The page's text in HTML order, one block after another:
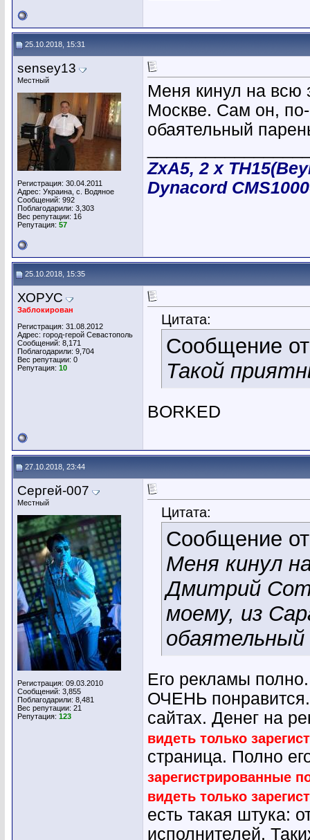
25.10.2018, 15:31
sensey13
Местный
Регистрация: 30.04.2011
Адрес: Украина, с. Водяное
Сообщений: 992
Поблагодарили: 3,303
Вес репутации: 16
Репутация: 57
Меня кинул на всю
Москве. Сам он,
обаятельный
ZxA5, 2 х
Dynacord
25.10.2018, 15:35
ХОРУС
Заблокирован
Регистрация: 31.08.2012
Адрес: город-герой Севастополь
Сообщений: 8,171
Поблагодарили: 9,704
Вес репутации: 0
Репутация: 10
Цитата:
Сообщение
Такой
BORKED
27.10.2018, 23:44
Сергей-007
Местный
Регистрация: 09.03.2010
Сообщений: 3,855
Поблагодарили: 8,481
Вес репутации: 21
Репутация: 123
Цитата:
Сообщение
Меня кинул
Дмитрий
моему, из
обаятельный
Его рекламы
ОЧЕНЬ
сайтах. Денег на
видеть только
страница. Полно
зарегистрированные
видеть только
есть такая штука:
исполнителей.